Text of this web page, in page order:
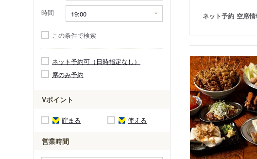
時間
この条件で検索
ネット予約可（日時指定なし）
席のみ予約
Vポイント
貯まる 使える
営業時間
ネット予約 空席情